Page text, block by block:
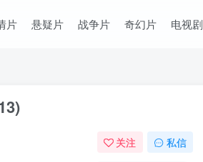
片 悬疑片 战争片 奇幻片 电视剧
关注 私信